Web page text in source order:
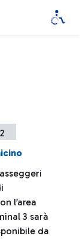
l’area
3 sarà
da